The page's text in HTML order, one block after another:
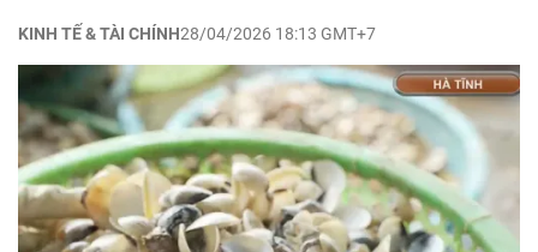
KINH TẾ & TÀI CHÍNH28/04/2026 18:13 GMT+7